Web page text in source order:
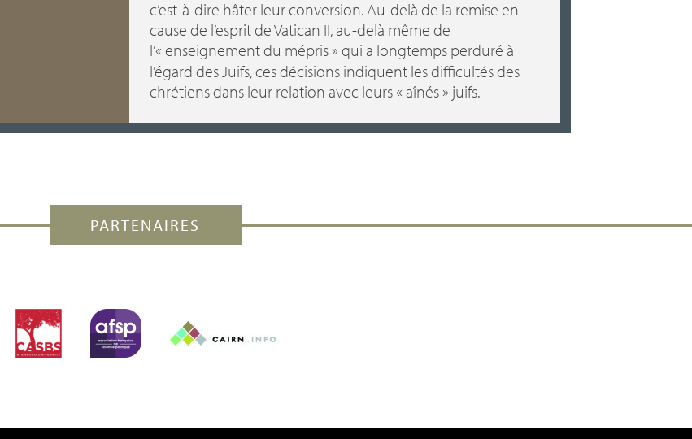
c’est-à-dire hâter leur conversion. Au-delà de la remise en
cause de l’esprit de Vatican II, au-delà même de
l’« enseignement du mépris» qui a longtemps perduré à
l’égard des Juifs, ces décisions indiquent les difficultés des
chrétiens dans leur relation avec leurs « aînés» juifs.
PARTENAIRES